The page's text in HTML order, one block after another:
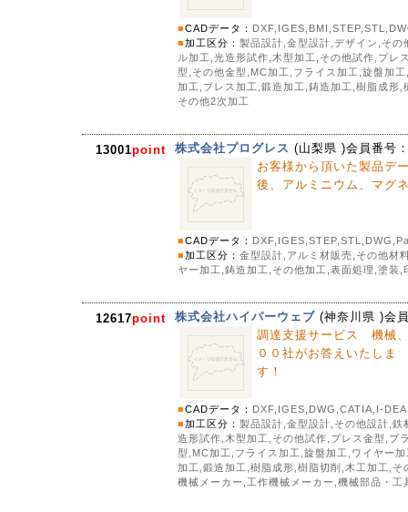
■CADデータ：
■加工区分： 製品設計,金型設計,デザイン,そ
ル加工,光造形試作,木型加工,その他試作,プレ
型,その他金型,MC加工,フライス加工,旋盤加
加工,プレス加工,鍛造加工,鋳造加工,樹脂成形
その他2次加工
13001point 株式会社プログレス (山梨県 )会員番号
お客様から頂いた製品デ
後、アルミニウム、マグ
■CADデータ：
■加工区分： 金型設計,アルミ材販売,その他材
ヤー加工,鋳造加工,その他加工,表面処理,塗装,
12617point 株式会社ハイパーウェブ (神奈川県 )会
調達支援サービス 機械
００社がお答えいたしま
す！
■CADデータ： DXF,IGES,DWG,CATIA,I-
■加工区分： 製品設計,金型設計,その他設計,
造形試作,木型加工,その他試作,プレス金型,プ
型,MC加工,フライス加工,旋盤加工,ワイヤー
加工,鍛造加工,樹脂成形,樹脂切削,木工加工,
機械メーカー,工作機械メーカー,機械部品・